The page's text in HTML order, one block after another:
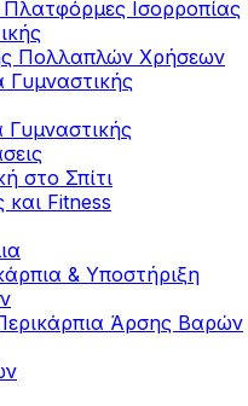
Ισορροπίας
Πολλαπλών Χρήσεων
στο Σπίτι
και Fitness
& Υποστήριξη
Άρσης Βαρών